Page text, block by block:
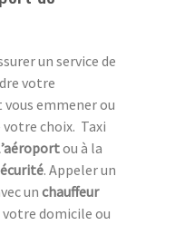
un service de
votre
vous emmener ou
votre choix. Taxi
ou à la
. Appeler un
un chauffeur
votre domicile ou